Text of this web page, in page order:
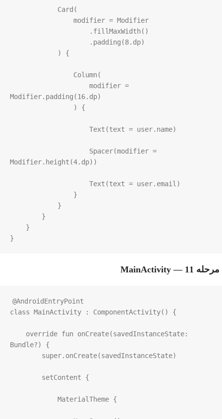
Card (
modifier = Modifier
                    .
fillMaxWidth()
                    .
padding (8. dp)
Column(
modifier =
Modifier. padding (16. dp)
Text (text = user. name)
Spacer(modifier =
Modifier. height (4. dp))
Text (text = user. email)
}
مرحله 11 — MainActivity
@AndroidEntryPoint
class MainActivity : ComponentActivity() {
override fun onCreate(savedInstanceState
Bundle?) {
super. onCreate(savedInstanceState)
setContent {
MaterialTheme {